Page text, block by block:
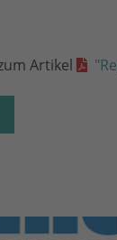
Artikel